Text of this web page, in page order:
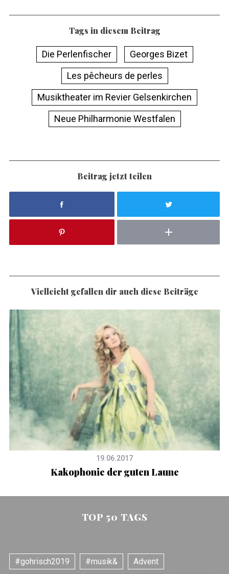
Tags in diesem Beitrag
Die Perlenfischer
Georges Bizet
Les pêcheurs de perles
Musiktheater im Revier Gelsenkirchen
Neue Philharmonie Westfalen
Beitrag jetzt teilen
Vielleicht gefallen dir auch diese Beiträge
19.06.2017
Kakophonie der guten Laune
TOP 50 TAGS
#gohrisch2019 #musik& Advent